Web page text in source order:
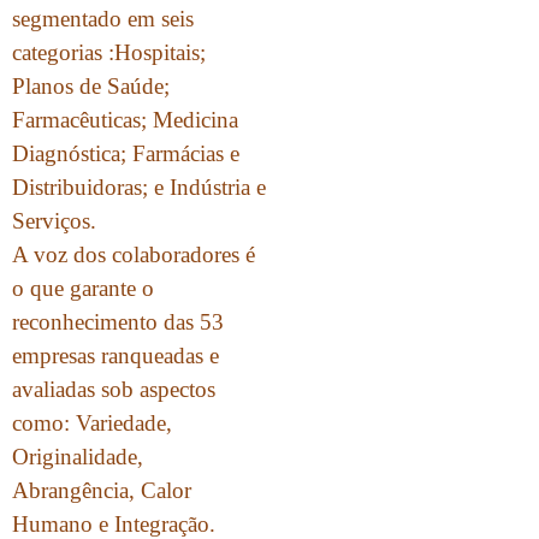
segmentado em seis
categorias :Hospitais;
Planos de Saúde;
Farmacêuticas; Medicina
Diagnóstica; Farmácias e
Distribuidoras; e Indústria e
Serviços.
A voz dos colaboradores é
o que garante o
reconhecimento das 53
empresas ranqueadas e
avaliadas sob aspectos
como: Variedade,
Originalidade,
Abrangência, Calor
Humano e Integração.